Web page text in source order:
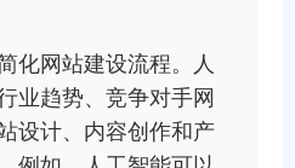
化网站建设流程。人
业趋势、竞争对手网
设计、内容创作和产